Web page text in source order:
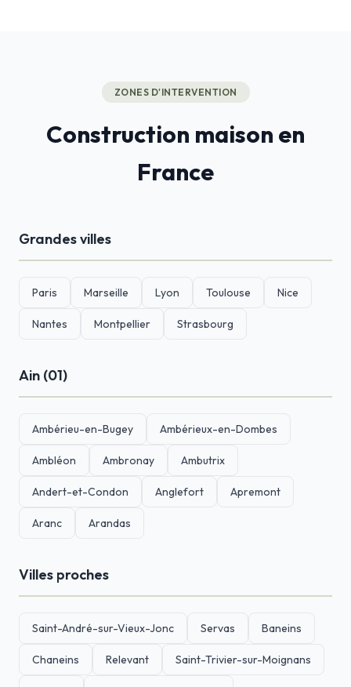
ZONES D'INTERVENTION
Construction maison en
France
Grandes villes
Paris Marseille Lyon Toulouse Nice
Nantes Montpellier Strasbourg
Ain (01)
Ambérieu-en-Bugey Ambérieux-en-Dombes
Ambléon Ambronay Ambutrix
Andert-et-Condon Anglefort Apremont
Aranc Arandas
Villes proches
Saint-André-sur-Vieux-Jonc Servas Baneins
Chaneins Relevant Saint-Trivier-sur-Moignans